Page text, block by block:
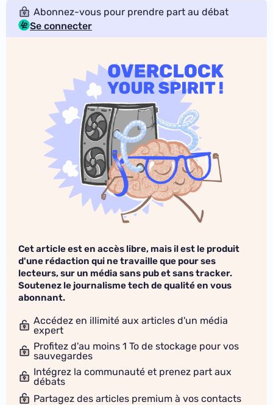
Abonnez-vous pour prendre part au débat
Se connecter
Cet article est en accès libre, mais il est le produit
d'une rédaction qui ne travaille que pour ses
lecteurs, sur un média sans pub et sans tracker.
Soutenez le journalisme tech de qualité en vous
abonnant.
Accédez en illimité aux articles d'un média
expert
Profitez d'au moins 1 To de stockage pour vos
sauvegardes
Intégrez la communauté et prenez part aux
débats
Partagez des articles premium à vos contacts